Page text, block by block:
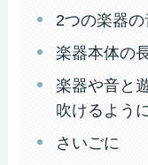
2つの楽器
楽器本体の
楽器や音と
吹けるよう
さいごに